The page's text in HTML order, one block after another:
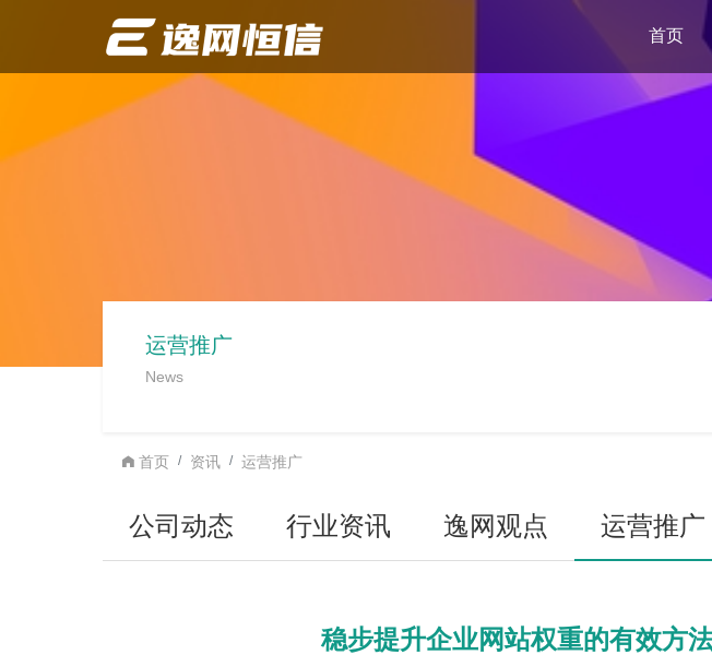
首页
运营推广
News
首页 资讯 运营推广
公司动态 行业资讯 逸网观点 运营推广
稳步提升企业网站权重的有效方